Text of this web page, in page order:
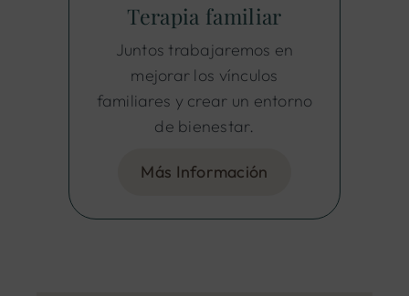
Terapia familiar
Juntos trabajaremos en
mejorar los vínculos
familiares y crear un entorno
de bienestar.
Más Información